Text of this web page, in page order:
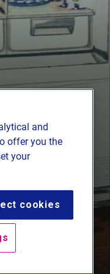
e
geen geld te
financieel
ook zo?
and
offer you the
your
cookies